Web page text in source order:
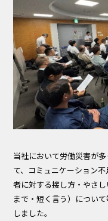
当社において労働災害が
て、コミュニケーション
者に対する接し方・やさ
まで・短く言う）につい
しました。